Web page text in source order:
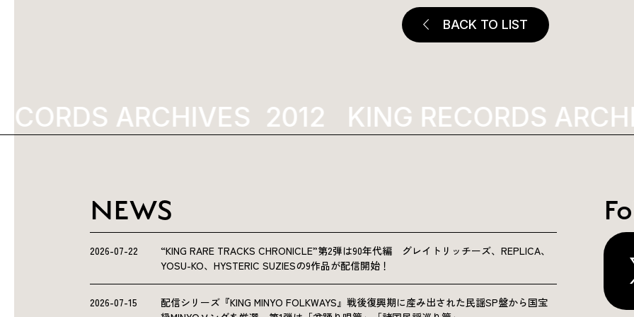
BACK TO LIST
ARCHIVES 2012 KING RECORDS
NEWS
2026-07-22
“KING RARE TRACKS CHRONICLE”第2弾は90年代編 グレイトリッチーズ、REPLICA、
YOSU-KO、HYSTERIC SUZIESの9作品が配信開始！
2026-07-15
配信シリーズ『KING MINYO FOLKWAYS』戦後復興期に産み出された民謡SP盤から国宝